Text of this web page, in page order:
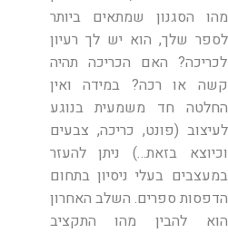
מהו הסגנון שמתאים ביותר
לספר שלך, הוא יש לך רעיון
לכריכה? האם הכריכה תהיה
קשה או רכה? במידה ואין
החלטה חד משמעית בנוגע
לעיצוב (פונט, כריכה, צבעים
וכיוצא בזאת…) ניתן להעזר
במעצבים בעלי ניסיון בתחום
הדפסות ספרים. השלב האחרון
הוא להבין מהו התקציב